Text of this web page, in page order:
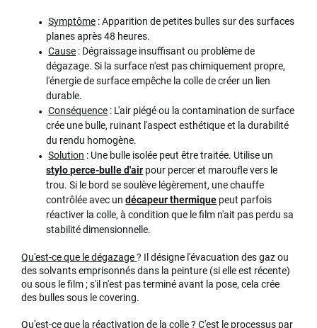
Symptôme : Apparition de petites bulles sur des surfaces
planes après 48 heures.
Cause : Dégraissage insuffisant ou problème de
dégazage. Si la surface n'est pas chimiquement propre,
l'énergie de surface empêche la colle de créer un lien
durable.
Conséquence : L'air piégé ou la contamination de surface
crée une bulle, ruinant l'aspect esthétique et la durabilité
du rendu homogène.
Solution : Une bulle isolée peut être traitée. Utilise un
stylo perce-bulle d'air pour percer et maroufle vers le
trou. Si le bord se soulève légèrement, une chauffe
contrôlée avec undécapeur thermique peut parfois
réactiver la colle, à condition que le film n'ait pas perdu sa
stabilité dimensionnelle.
Qu'est-ce que le dégazage? Il désigne l'évacuation des gaz ou
des solvants emprisonnés dans la peinture (si elle est récente)
ou sous le film ; s'il n'est pas terminé avant la pose, cela crée
des bulles sous le covering.
Qu'est-ce que la réactivation de la colle? C'est le processus par